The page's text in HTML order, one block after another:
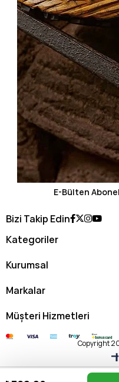
E-Bülten
Bizi Takip Edin
Kategoriler
Kurumsal
Markalar
Müşteri Hizmetleri
Copyright